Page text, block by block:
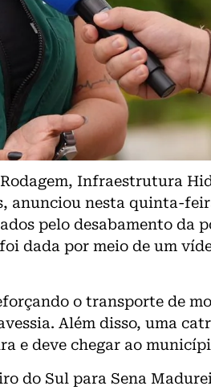
Infraestrutura
anunciou nesta quinta-
pelo desabamento da
dada por meio de um
o transporte de
Além disso, uma
e deve chegar ao
do Sul para Sena